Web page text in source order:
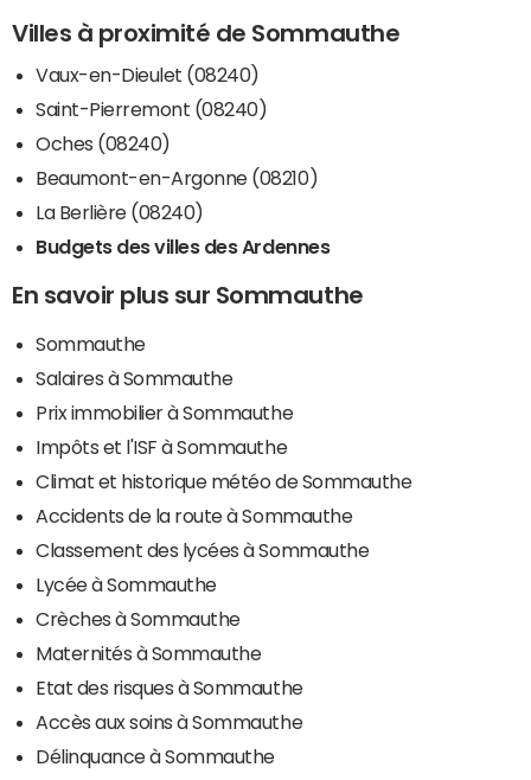
Villes à proximité de Sommauthe
Vaux-en-Dieulet (08240)
Saint-Pierremont (08240)
Oches (08240)
Beaumont-en-Argonne (08210)
La Berlière (08240)
Budgets des villes des Ardennes
En savoir plus sur Sommauthe
Sommauthe
Salaires à Sommauthe
Prix immobilier à Sommauthe
Impôts et l'ISF à Sommauthe
Climat et historique météo de Sommauthe
Accidents de la route à Sommauthe
Classement des lycées à Sommauthe
Lycée à Sommauthe
Crèches à Sommauthe
Maternités à Sommauthe
Etat des risques à Sommauthe
Accès aux soins à Sommauthe
Délinquance à Sommauthe